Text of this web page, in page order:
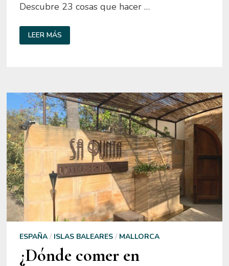
Descubre 23 cosas que hacer …
CATA
DE
VINOS
REI
LEER MÁS
ESPAÑA/ ISLAS BALEARES/ MALLORCA
¿Dónde comer en